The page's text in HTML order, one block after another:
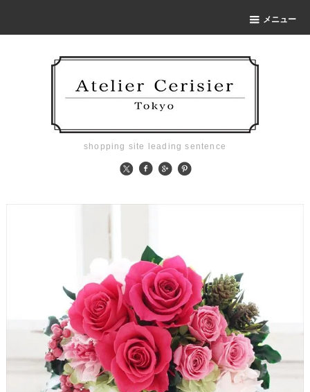
メニュー
shopping site leading sentence